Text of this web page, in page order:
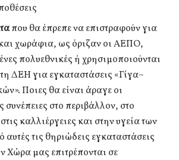
που θα έπρεπε να επιστραφούν για
χωράφια, ως όριζαν οι ΑΕΠΟ,
πολυεθνικές ή χρησιμοποιούνται
ΔΕΗ για εγκαταστάσεις «Γίγα–
Ποιες θα είναι άραγε οι
συνέπειες στο περιβάλλον, στο
καλλιέργειες και στην υγεία των
τις θηριώδεις εγκαταστάσεις
Χώρα μας επιτρέπονται σε